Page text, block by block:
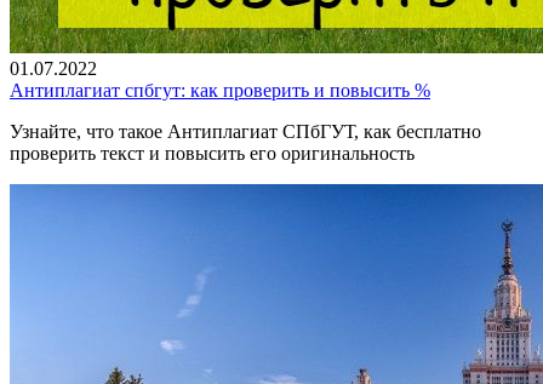
01.07.2022
Антиплагиат спбгут: как проверить и повысить %
Узнайте, что такое Антиплагиат СПбГУТ, как бесплатно
проверить текст и повысить его оригинальность